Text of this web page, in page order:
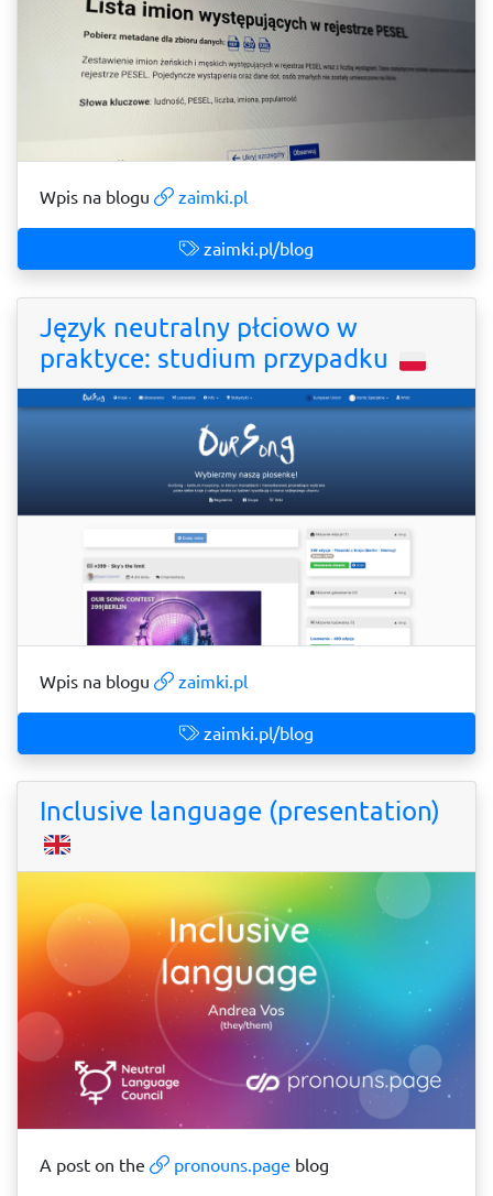
Wpis na blogu zaimki.pl
zaimki.pl/blog
Język neutralny płciowo w
praktyce: studium przypadku
Wpis na blogu zaimki.pl
zaimki.pl/blog
Inclusive language (presentation)
A post on the pronouns.page blog